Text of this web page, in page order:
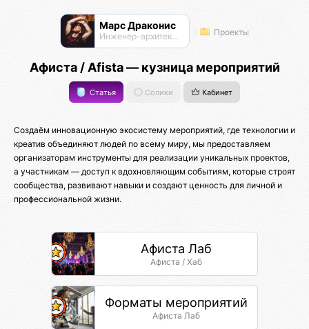
Марс Драконис
Инженер-архитектор Проекты
Афиста / Afista — кузница мероприятий
Статья Солики Кабинет
Создаём инновационную экосистему мероприятий, где технологии и
креатив объединяют людей по всему миру, мы предоставляем
организаторам инструменты для реализации уникальных проектов,
а участникам — доступ к вдохновляющим событиям, которые строят
сообщества, развивают навыки и создают ценность для личной и
профессиональной жизни.
Афиста Лаб
Афиста / Хаб
Форматы мероприятий
Афиста Лаб